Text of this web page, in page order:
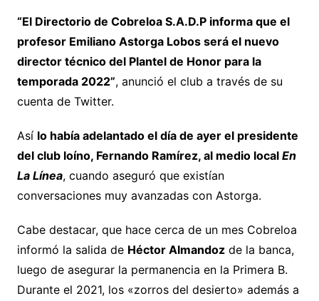
“El Directorio de Cobreloa S.A.D.P informa que el
profesor Emiliano Astorga Lobos será el nuevo
director técnico del Plantel de Honor para la
temporada 2022”, anunció el club a través de su
cuenta de Twitter.
Así lo había adelantado el día de ayer el presidente
del club loíno, Fernando Ramírez, al medio local En
La Línea, cuando aseguró que existían
conversaciones muy avanzadas con Astorga.
Cabe destacar, que hace cerca de un mes Cobreloa
informó la salida de Héctor Almandozde la banca,
luego de asegurar la permanencia en la Primera B.
Durante el 2021, los «zorros del desierto» además a